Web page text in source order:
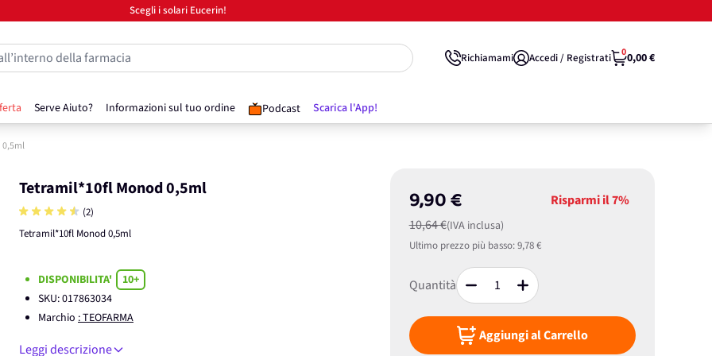
Scegli i solari Eucerin!
Serve Aiuto? Informazioni sul tuo ordine Podcast Scarica l'App!
della farmacia Richiamami Accedi / Registrati 00,00 €
Tetramil*10fl Monod 0,5ml
(2)
Tetramil*10fl Monod 0,5ml
9,90 €
10,64 €(IVA inclusa)
Risparmi il7%
Ultimo prezzo più basso:9,78 €
Quantità
Aggiungi al Carrello
DISPONIBILITA'
10+
SKU:017863034
Marchio : TEOFARMA
Leggi descrizione